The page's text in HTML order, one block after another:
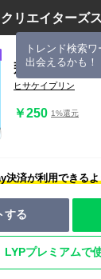
クリエイターズ
トレンド検索
出会えるかも！
飛び出す！ト
ヒサケイプリン
￥250 1%還元
決済が利用できる
する
LYPプレミアムで